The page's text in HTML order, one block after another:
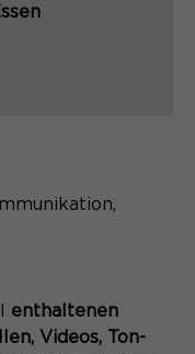
enthaltenen
Videos, Ton-